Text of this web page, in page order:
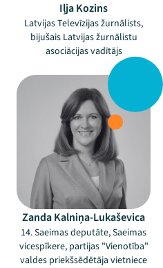
Iļja Kozins
Latvijas Televīzijas žurnālists,
bijušais Latvijas žurnālistu
asociācijas vadītājs
Zanda Kalniņa-Lukaševica
14. Saeimas deputāte, Saeimas
vicespīkere, partijas "Vienotība"
valdes priekšsēdētāja vietniece